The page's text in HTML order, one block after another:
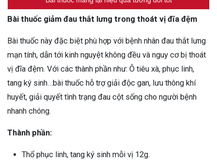
Bài thuốc giảm đau thắt lưng trong thoát vị đĩa đệm
Bài thuốc này đặc biệt phù hợp với bệnh nhân đau thắt lưng
mạn tính, dẫn tới kinh nguyệt không đều và nguy cơ bị thoát
vị đĩa đệm. Với các thành phần như: Ô tiêu xà, phục linh,
tang ký sinh…bài thuốc hỗ trợ giải độc gan, lưu thông khí
huyết, giải quyết tình trạng đau cột sống cho người bệnh
nhanh chóng.
Thành phần:
Thổ phục linh, tang ký sinh mỗi vị 12g.